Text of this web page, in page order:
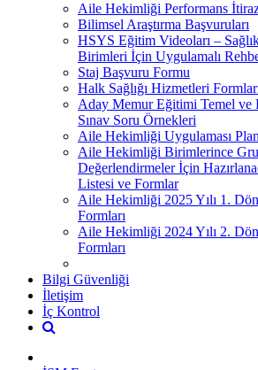
Aile Hekimliği Performans
Bilimsel Araştırma Başvuruları
HSYS Eğitim Videoları –
Birimleri İçin Uygulamalı
Staj Başvuru Formu
Halk Sağlığı Hizmetleri
Aday Memur Eğitimi Temel ve
Sınav Soru Örnekleri
Aile Hekimliği Uygulaması
Aile Hekimliği Birimlerince
Değerlendirmeler İçin
Listesi ve Formlar
Aile Hekimliği 2025 Yılı 1.
Formları
Aile Hekimliği 2024 Yılı 2.
Formları
Bilgi Güvenliği
İletişim
İç Kontrol